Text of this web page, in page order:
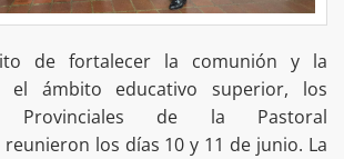
de fortalecer la comunión y la
el ámbito educativo superior, los
Provinciales de la Pastoral
los días 10 y 11 de junio. La